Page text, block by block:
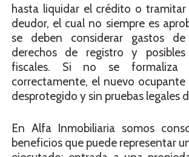
hasta liquidar el crédito o
deudor, el cual no siempre es
se deben considerar gastos de
derechos de registro y posibles
fiscales. Si no se formaliza
correctamente, el nuevo
desprotegido y sin pruebas legales
En Alfa Inmobiliaria somos
beneficios que puede representar